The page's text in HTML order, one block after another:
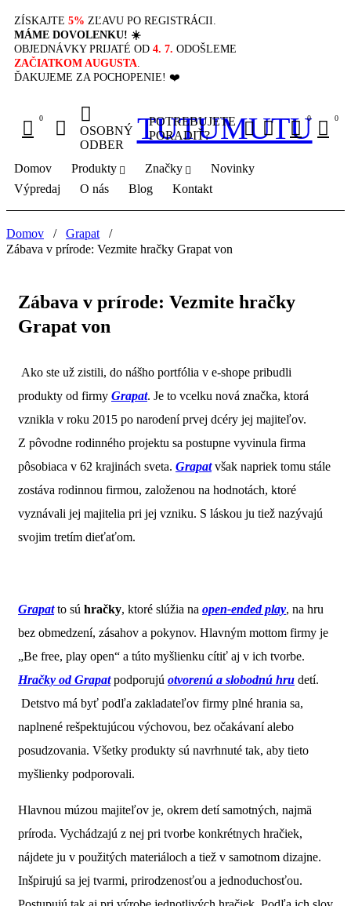
ZÍSKAJTE 5% ZĽAVU PO REGISTRÁCII.
MÁME DOVOLENKU! ☀️
OBJEDNÁVKY PRIJATÉ OD 4. 7. ODOŠLEME
ZAČIATKOM AUGUSTA.
ĎAKUJEME ZA POCHOPENIE! ❤️
0
OSOBNÝ
ODBER
TUTUMUTU
POTREBUJETE
PORADIŤ?
0 0
Domov Produkty Značky
Novinky
Výpredaj
O nás Blog Kontakt
Domov / Grapat
/
Zábava v prírode: Vezmite hračky Grapat von
Zábava v prírode: Vezmite hračky
Grapat von
Ako ste už zistili, do nášho portfólia v e-shope pribudli
produkty od firmy Grapat. Je to vcelku nová značka, ktorá
vznikla v roku 2015 po narodení prvej dcéry jej majiteľov.
Z pôvodne rodinného projektu sa postupne vyvinula firma
pôsobiaca v 62 krajinách sveta. Grapatvšak napriek tomu stále
zostáva rodinnou firmou, založenou na hodnotách, ktoré
vyznávali jej majitelia pri jej vzniku. S láskou ju tiež nazývajú
svojim tretím dieťaťom.
Grapatto sú hračky, ktoré slúžia na open-ended play, na hru
bez obmedzení, zásahov a pokynov. Hlavným mottom firmy je
„Be free, play open“ a túto myšlienku cítiť aj v ich tvorbe.
Hračky od Grapatpodporujú otvorenú a slobodnú hru detí.
Detstvo má byť podľa zakladateľov firmy plné hrania sa,
naplnené rešpektujúcou výchovou, bez očakávaní alebo
posudzovania. Všetky produkty sú navrhnuté tak, aby tieto
myšlienky podporovali.
Hlavnou múzou majiteľov je, okrem detí samotných, najmä
príroda. Vychádzajú z nej pri tvorbe konkrétnych hračiek,
nájdete ju v použitých materiáloch a tiež v samotnom dizajne.
Inšpirujú sa jej tvarmi, prirodzenosťou a jednoduchosťou.